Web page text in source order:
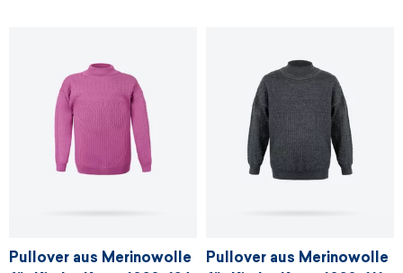
Pullover aus Merinowolle
Pullover aus Merinowolle